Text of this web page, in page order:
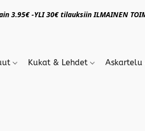
3.95€ -YLI 30€ tilauksiin ILMAINEN
Kukat & Lehdet